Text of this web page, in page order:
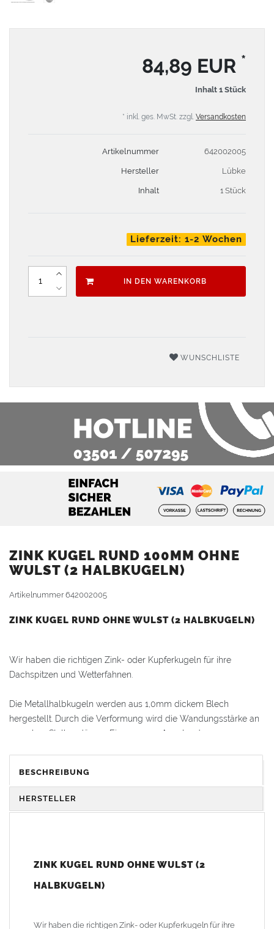
84,89 EUR *
Inhalt 1 Stück
* inkl. ges. MwSt. zzgl. Versandkosten
Artikelnummer 642002005
Hersteller Lübke
Inhalt 1 Stück
Lieferzeit: 1-2 Wochen
IN DEN WARENKORB
WUNSCHLISTE
ZINK KUGEL RUND 100MM OHNE
WULST (2 HALBKUGELN)
Artikelnummer642002005
ZINK KUGEL RUND OHNE WULST (2 HALBKUGELN)
Wir haben die richtigen Zink- oder Kupferkugeln für ihre
Dachspitzen und Wetterfahnen.
Die Metallhalbkugeln werden aus 1,0mm dickem Blech
hergestellt. Durch die Verformung wird die Wandungsstärke an
manchen Stellen dünner. Eine genaue Angabe der
Alle Halbkugeln haben immer den gleichen Durchmesser. Die
Die Kugeln sind in Kupfer, Zink und in einem Durchmesser von
Lieferprogramm.
BESCHREIBUNG
HERSTELLER
ZINK KUGEL RUND OHNE WULST (2
HALBKUGELN)
Wir haben die richtigen Zink- oder Kupferkugeln für ihre